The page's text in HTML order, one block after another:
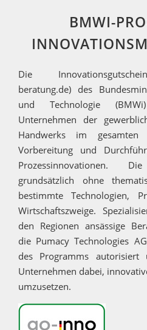
BMWI-
Die
beratung.de) des
und Technologie
Unternehmen der
Handwerks im
Vorbereitung und
Prozessinnovationen.
grundsätzlich ohne
bestimmte Technologien,
Wirtschaftszweige.
den Regionen ansässige
die Pumacy Technologies
des Programms autorisiert
Unternehmen dabei,
umzusetzen.